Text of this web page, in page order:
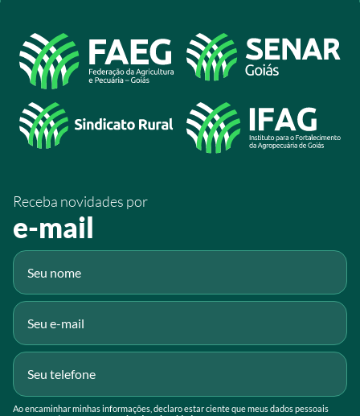
Acesso à Informação
@sistemafaeg
/SistemaFaeg
/sistemafaeg
/SistemaFaeg
Receba novidades por
e-mail
Ao encaminhar minhas informações, declaro estar ciente que meus dados pessoais